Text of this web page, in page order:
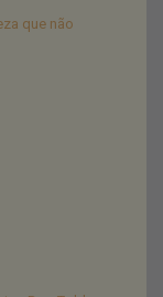
que não